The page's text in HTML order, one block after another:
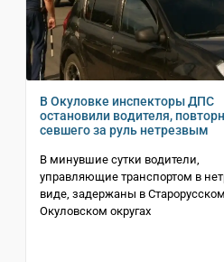
В Окуловке инспекторы ДПС
остановили водителя,
севшего за руль нетрезвым
В минувшие сутки водители,
управляющие транспортом в
виде, задержаны в
Окуловском округах